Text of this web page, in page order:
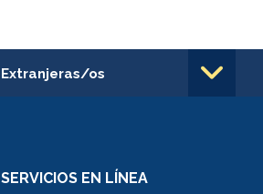
Extranjeras/os
SERVICIOS EN LÍNEA